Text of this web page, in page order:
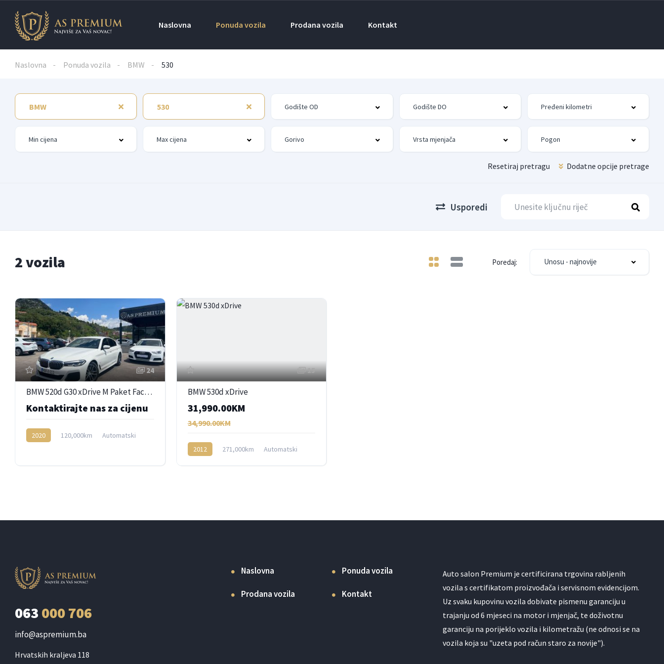
Naslovna Ponuda vozila Prodana vozila Kontakt
Naslovna Ponuda vozila BMW 530
BMW 530
Resetiraj pretragu Dodatne opcije pretrage
Usporedi
2 vozila Poredaj: Unosu - najnovije
24
BMW 520d G30 xDrive M Paket Facelift
Kontaktirajte nas za cijenu
2020 120,000km
Automatski
15
BMW 530d xDrive
31,990.00KM
34,990.00KM
2012 271,000km
Automatski
063 000 706
info@aspremium.ba
Hrvatskih kraljeva 118
Naslovna Ponuda vozila
Prodana vozila Kontakt
Auto salon Premium je certificirana trgovina rabljenih
vozila s certifikatom proizvođača i servisnom evidencijom.
Uz svaku kupovinu vozila dobivate pismenu garanciju u
trajanju od 6 mjeseci na motor i mjenjač, te doživotnu
garanciju na porijeklo vozila i kilometražu (ne odnosi se na
vozila koja su "uzeta pod račun staro za novije").